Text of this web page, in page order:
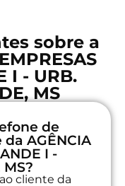
sobre a
I - URB.
MS
de
AGÊNCIA
I -
MS?
cliente da